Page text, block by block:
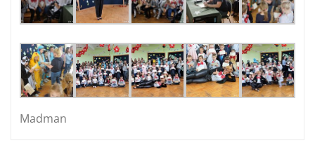
Madman